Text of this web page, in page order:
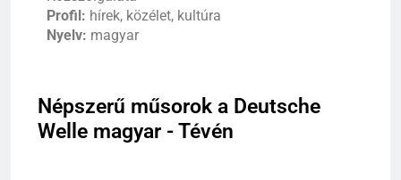
Profil: hírek, közélet, kultúra
Nyelv: magyar
Népszerű műsorok a Deutsche
Welle magyar - Tévén